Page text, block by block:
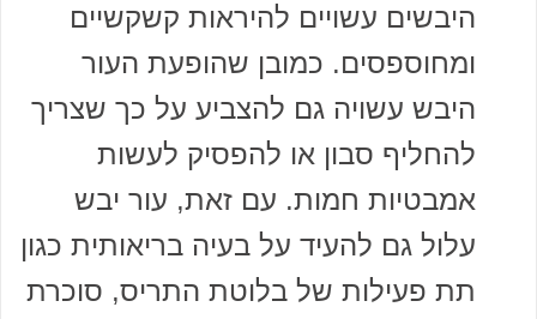
היבשים עשויים להיראות קשקשיים
ומחוספסים. כמובן שהופעת העור
היבש עשויה גם להצביע על כך שצריך
להחליף סבון או להפסיק לעשות
אמבטיות חמות. עם זאת, עור יבש
עלול גם להעיד על בעיה בריאותית כגון
תת פעילות של בלוטת התריס, סוכרת